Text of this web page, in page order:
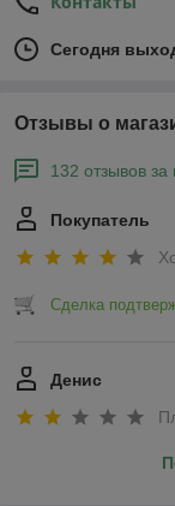
Сегодня
Отзывы о
132 отзывов за
Покупатель
Сделка
Денис